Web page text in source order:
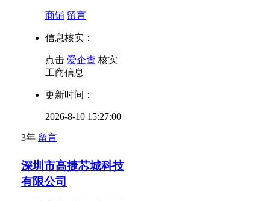
商铺 留言
信息核实：
点击 爱企查 核实
工商信息
更新时间：
2026-8-10 15:27:00
3年 留言
深圳市高捷芯城科技
有限公司